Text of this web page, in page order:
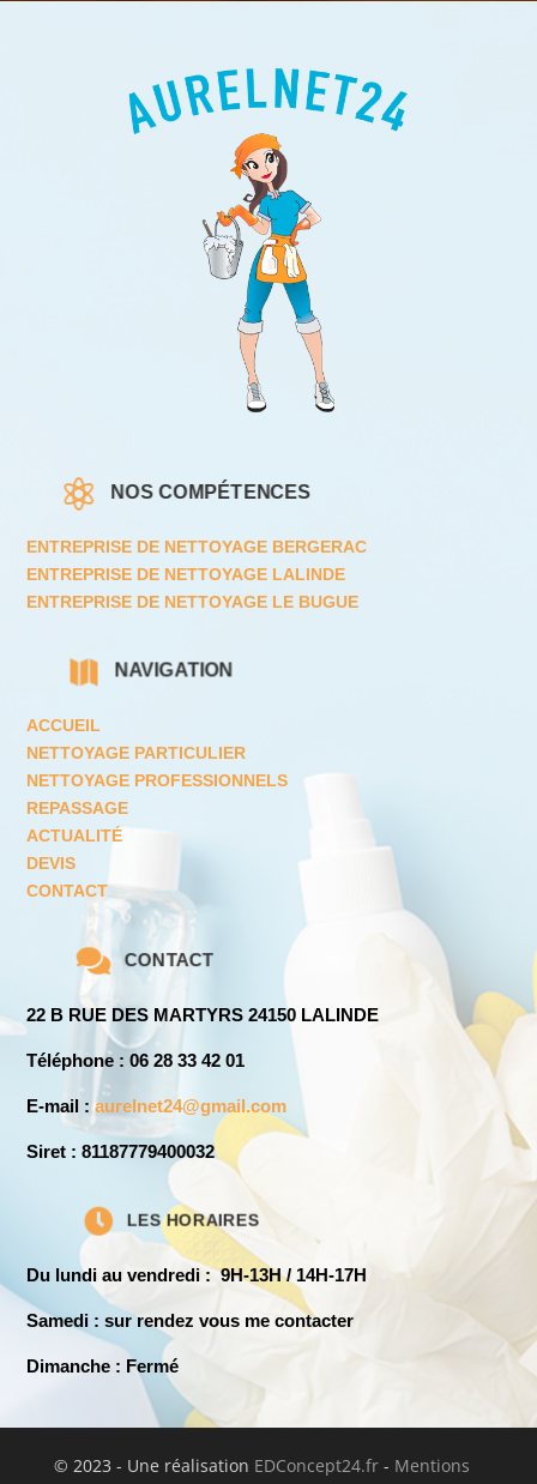
 NOS COMPÉTENCES
ENTREPRISE DE NETTOYAGE BERGERAC
ENTREPRISE DE NETTOYAGE LALINDE
ENTREPRISE DE NETTOYAGE LE BUGUE
 NAVIGATION
ACCUEIL
NETTOYAGE PARTICULIER
NETTOYAGE PROFESSIONNELS
REPASSAGE
ACTUALITÉ
DEVIS
CONTACT
 CONTACT
22 B RUE DES MARTYRS 24150 LALINDE
Téléphone : 06 28 33 42 01
E-mail : aurelnet24@gmail.com
Siret : 81187779400032
 LES HORAIRES
Du lundi au vendredi : 9H-13H / 14H-17H
Samedi : sur rendez vous me contacter
Dimanche : Fermé
© 2023 - Une réalisation EDConcept24.fr - Mentions